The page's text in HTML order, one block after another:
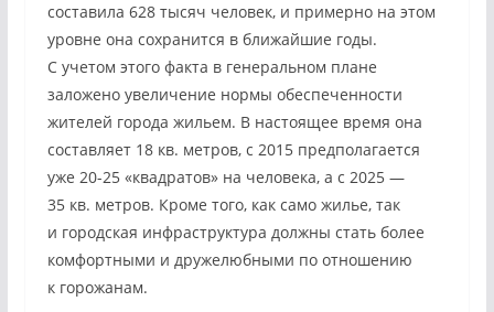
составила 628 тысяч человек, и примерно на этом
уровне она сохранится в ближайшие годы.
С учетом этого факта в генеральном плане
заложено увеличение нормы обеспеченности
жителей города жильем. В настоящее время она
составляет 18 кв. метров, с 2015 предполагается
уже 20-25 «квадратов» на человека, а с 2025 —
35 кв. метров. Кроме того, как само жилье, так
и городская инфраструктура должны стать более
комфортными и дружелюбными по отношению
к горожанам.